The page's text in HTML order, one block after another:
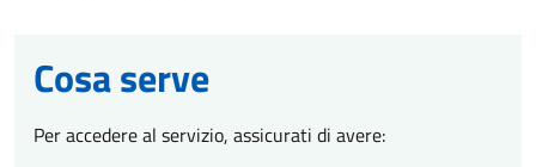
Cosa serve
Per accedere al servizio, assicurati di avere: